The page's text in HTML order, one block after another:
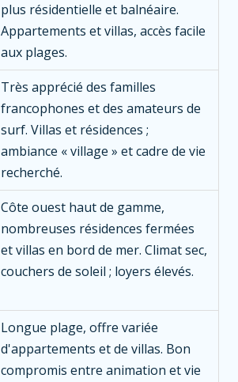
plus résidentielle et balnéaire.
Appartements et villas, accès facile
aux plages.
Très apprécié des familles
francophones et des amateurs de
surf. Villas et résidences ;
ambiance « village » et cadre de vie
recherché.
Côte ouest haut de gamme,
nombreuses résidences fermées
et villas en bord de mer. Climat sec,
couchers de soleil ; loyers élevés.
Longue plage, offre variée
d'appartements et de villas. Bon
compromis entre animation et vie